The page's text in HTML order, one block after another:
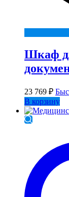
Шкаф
23 769 ₽
В корзину